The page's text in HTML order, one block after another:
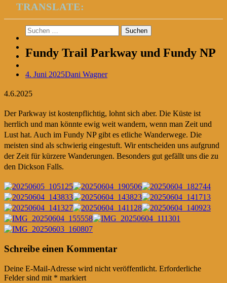
TRANSLATE:
Suchen
nach:
Fundy Trail Parkway und Fundy NP
4. Juni 2025Dani Wagner
4.6.2025
Der Parkway ist kostenpflichtig, lohnt sich aber. Die Küste ist
herrlich und man könnte ewig weit wandern, wenn man Zeit und
Lust hat. Auch im Fundy NP gibt es etliche Wanderwege. Die
meisten sind als schwierig eingestuft. Wir entscheiden uns aufgrund
der Zeit für kürzere Wanderungen. Besonders gut gefällt uns die zu
den Dickson Falls.
Post
navigation
←
→
Schreibe einen Kommentar
Deine E-Mail-Adresse wird nicht veröffentlicht. Erforderliche
Felder sind mit * markiert